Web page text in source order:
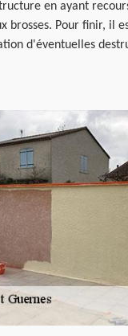
en ayant
brosses. Pour finir, il
d'éventuelles